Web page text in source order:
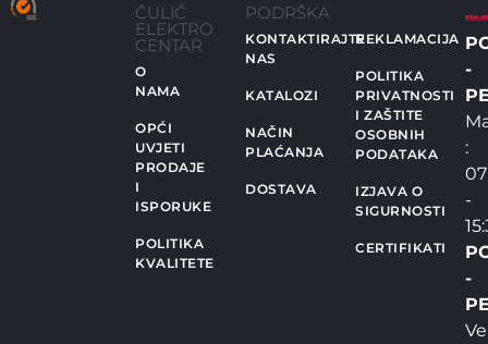
ČULIĆ
ELEKTRO
CENTAR
O
NAMA
OPĆI
UVJETI
PRODAJE
I
ISPORUKE
POLITIKA
KVALITETE
PODRŠKA
KONTAKTIRAJTE
NAS
KATALOZI
NAČIN
PLAĆANJA
DOSTAVA
REKLAMACIJA
POLITIKA
PRIVATNOSTI
I ZAŠTITE
OSOBNIH
PODATAKA
IZJAVA O
SIGURNOSTI
CERTIFIKATI
-
:
-
-